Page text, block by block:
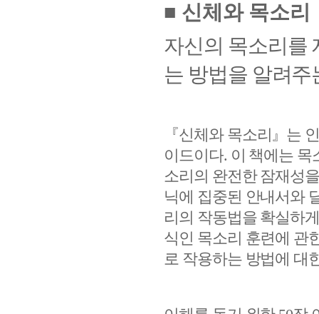
■ 신체와 목소리
자신의 목소리를
는 방법을 알려주
『신체와 목소리 』 는
이드이다. 이 책에는 목
소리의 완전한 잠재성
닉에 집중된 안내서와
리의 작동법을 확실하
식인 목소리 훈련에 관
로 작용하는 방법에 대